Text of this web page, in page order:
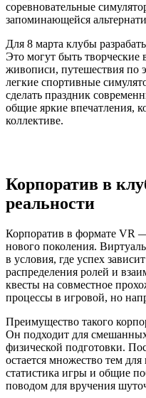
соревновательные
запоминающейся
Для 8 марта клубы
Это могут быть
живописи, путешествия по
легкие спортивные
сделать праздник
общие яркие впечатления,
коллективе.
Корпоратив в
реальности
Корпоратив в формате VR
нового поколения.
в условия, где успех
распределения ролей и
квесты на совместное
процессы в игровой, но
Преимущество такого
Он подходит для
физической подготовки.
остается множество тем
статистика игры и общие
поводом для вручения